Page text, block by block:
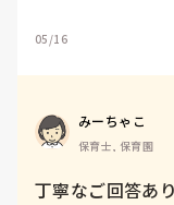
05/16
みーちゃこ
保育士, 保育園
丁寧なご回答あ